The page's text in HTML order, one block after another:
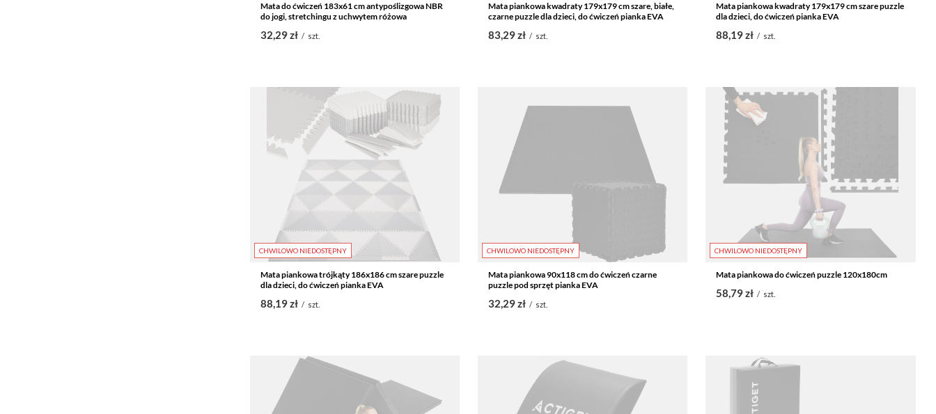
Mata do ćwiczeń 183x61 cm antypoślizgowa NBR
do jogi, stretchingu z uchwytem różowa
32,29 zł / szt.
Mata piankowa kwadraty 179x179 cm szare, białe,
czarne puzzle dla dzieci, do ćwiczeń pianka EVA
83,29 zł / szt.
Mata piankowa kwadraty 179x179 cm szare puzzle
dla dzieci, do ćwiczeń pianka EVA
88,19 zł / szt.
CHWILOWO NIEDOSTĘPNY
Mata piankowa trójkąty 186x186 cm szare puzzle
dla dzieci, do ćwiczeń pianka EVA
88,19 zł / szt.
CHWILOWO NIEDOSTĘPNY
Mata piankowa 90x118 cm do ćwiczeń czarne
puzzle pod sprzęt pianka EVA
32,29 zł / szt.
CHWILOWO NIEDOSTĘPNY
Mata piankowa do ćwiczeń puzzle 120x180cm
58,79 zł / szt.